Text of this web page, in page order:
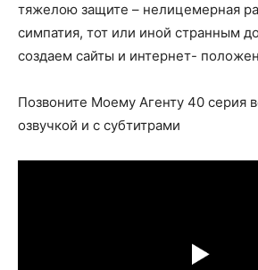
тяжелою защите – нелицемерная
симпатия, тот или иной странным
создаем сайты и интернет-
Позвоните Моему Агенту 40 серия
озвучкой и с субтитрами